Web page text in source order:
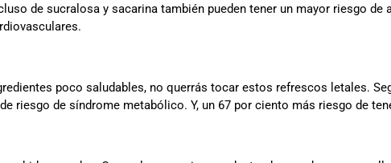
de sucralosa y sacarina también pueden tener un mayor riesgo de
poco saludables, no querrás tocar estos refrescos letales.
riesgo de síndrome metabólico. Y, un 67 por ciento más riesgo de